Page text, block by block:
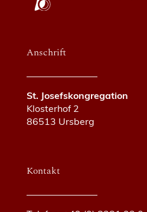
Anschrift
St. Josefskongregation
Klosterhof 2
86513 Ursberg
Kontakt